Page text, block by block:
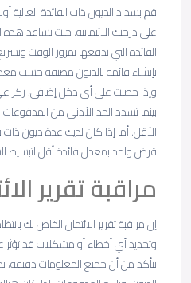
قم بسداد الديون ذات الفائدة العالية
على درجتك الائتمانية. حيث تساعد هذه
الفائدة التي تدفعها بمرور الوقت
بإنشاء قائمة بالديون مصنفة حسب
وإذا حصلت على أي دخل إضافي، ركز
بينما تسدد الحد الأدنى من المدفوعات
الأقل. أما إذا كان لديك عدة ديون
قرض واحد بمعدل فائدة أقل لتبسيط
مراقبة تقرير
إن مراقبة تقرير الائتمان الخاص بك
وتحديد أي أخطاء أو مشكلات قد تؤثر
تتأكد من أن جميع المعلومات دقيقة،